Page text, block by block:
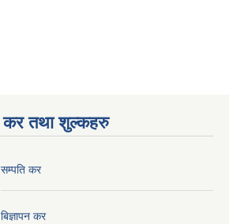
कर तथा शुल्कहरु
सम्पति कर
बिज्ञापन कर